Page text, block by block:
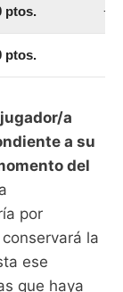
ptos. +5
ptos.
a
a su
del
por
la
ese
que haya